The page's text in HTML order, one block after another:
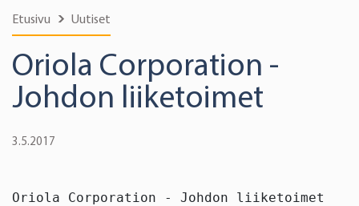
Etusivu Uutiset
Oriola Corporation -
Johdon liiketoimet
3.5.2017
Oriola Corporation - Johdon liiketoimet